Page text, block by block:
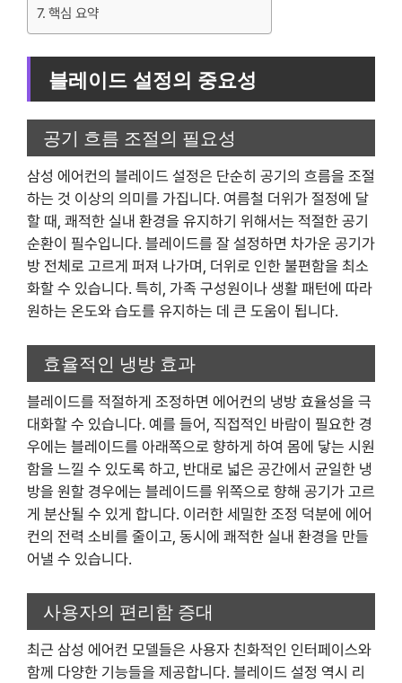
핵심 요약
블레이드 설정의 중요성
공기 흐름 조절의 필요성
삼성 에어컨의 블레이드 설정은 단순히 공기의 흐름을 조절
하는 것 이상의 의미를 가집니다. 여름철 더위가 절정에 달
할 때, 쾌적한 실내 환경을 유지하기 위해서는 적절한 공기
순환이 필수입니다. 블레이드를 잘 설정하면 차가운 공기가
방 전체로 고르게 퍼져 나가며, 더위로 인한 불편함을 최소
화할 수 있습니다. 특히, 가족 구성원이나 생활 패턴에 따라
원하는 온도와 습도를 유지하는 데 큰 도움이 됩니다.
효율적인 냉방 효과
블레이드를 적절하게 조정하면 에어컨의 냉방 효율성을 극
대화할 수 있습니다. 예를 들어, 직접적인 바람이 필요한 경
우에는 블레이드를 아래쪽으로 향하게 하여 몸에 닿는 시원
함을 느낄 수 있도록 하고, 반대로 넓은 공간에서 균일한 냉
방을 원할 경우에는 블레이드를 위쪽으로 향해 공기가 고르
게 분산될 수 있게 합니다. 이러한 세밀한 조정 덕분에 에어
컨의 전력 소비를 줄이고, 동시에 쾌적한 실내 환경을 만들
어낼 수 있습니다.
사용자의 편리함 증대
최근 삼성 에어컨 모델들은 사용자 친화적인 인터페이스와
함께 다양한 기능들을 제공합니다. 블레이드 설정 역시 리